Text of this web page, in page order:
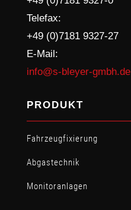
Telefax:
+49 (0)7181 9327-27
E-Mail:
info@s-bleyer-gmbh.de
PRODUKT
Fahrzeugfixierung
Abgastechnik
Monitoranlagen